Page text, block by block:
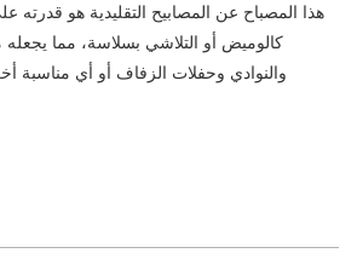
هذا المصباح عن المصابيح التقليدية هو قدرته
كالوميض أو التلاشي بسلاسة، مما يجعله
والنوادي وحفلات الزفاف أو أي